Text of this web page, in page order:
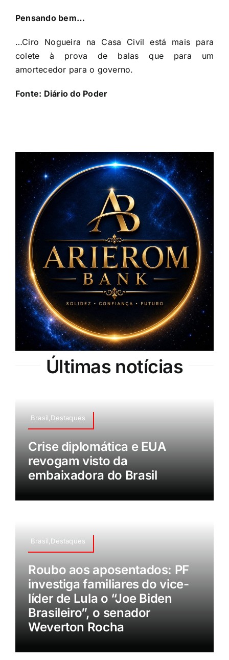
Pensando bem…
…Ciro Nogueira na Casa Civil está mais para
colete à prova de balas que para um
amortecedor para o governo.
Fonte: Diário do Poder
Últimas notícias
Brasil,Destaques
Crise diplomática e EUA
revogam visto da
embaixadora do Brasil
Brasil,Destaques
Roubo aos aposentados: PF
investiga familiares do vice-
líder de Lula o “Joe Biden
Brasileiro”, o senador
Weverton Rocha